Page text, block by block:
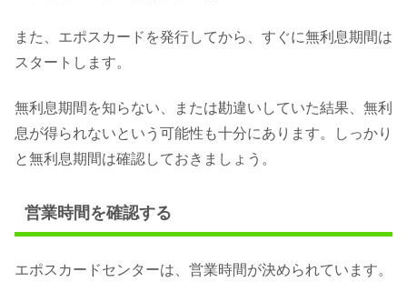
また、エポスカードを発行してから、すぐに無利息期間は
スタートします。
無利息期間を知らない、または勘違いしていた結果、無利
息が得られないという可能性も十分にあります。しっかり
と無利息期間は確認しておきましょう。
営業時間を確認する
エポスカードセンターは、営業時間が決められています。